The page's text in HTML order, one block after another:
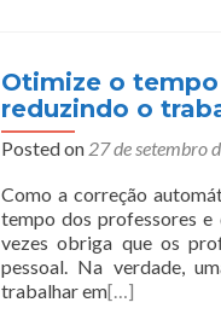
Otimize o
reduzindo o
Posted on 27 de setembro
Como a correção
tempo dos professores e
vezes obriga que os
pessoal. Na verdade,
trabalhar em[…]